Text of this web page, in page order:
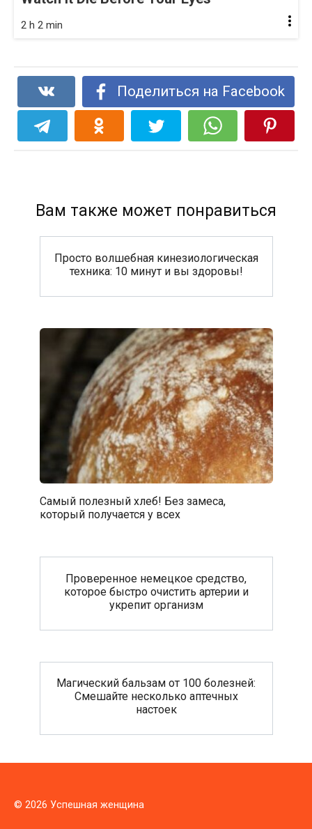
2 h 2 min
Поделиться на Facebook
Вам также может понравиться
Просто волшебная кинезиологическая
техника: 10 минут и вы здоровы!
Самый полезный хлеб! Без замеса,
который получается у всех
Проверенное немецкое средство,
которое быстро очистить артерии и
укрепит организм
Магический бальзам от 100 болезней:
Смешайте несколько аптечных
настоек
© 2026 Успешная женщина